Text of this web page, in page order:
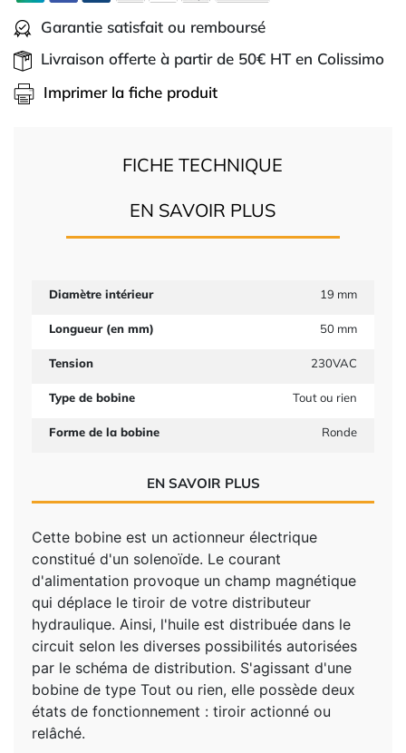
Garantie satisfait ou remboursé
Livraison offerte à partir de 50€ HT en Colissimo
Imprimer la fiche produit
FICHE TECHNIQUE
EN SAVOIR PLUS
Diamètre intérieur 19 mm
Longueur (en mm) 50 mm
Tension 230VAC
Type de bobine Tout ou rien
Forme de la bobine Ronde
EN SAVOIR PLUS
Cette bobine est un actionneur électrique
constitué d'un solenoïde. Le courant
d'alimentation provoque un champ magnétique
qui déplace le tiroir de votre distributeur
hydraulique. Ainsi, l'huile est distribuée dans le
circuit selon les diverses possibilités autorisées
par le schéma de distribution. S'agissant d'une
bobine de type Tout ou rien, elle possède deux
états de fonctionnement : tiroir actionné ou
relâché.